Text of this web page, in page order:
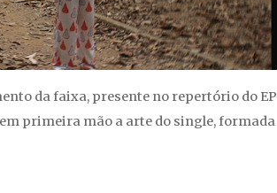
da faixa, presente no repertório do EP
em primeira mão a arte do single, formada